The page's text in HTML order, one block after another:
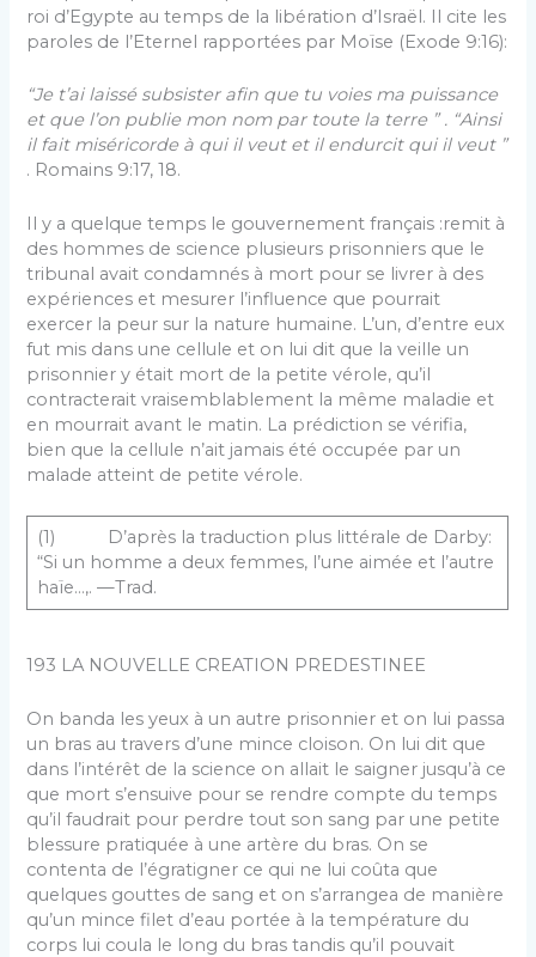
roi d’Egypte au temps de la libération d’Israël. Il cite les
paroles de l’Eternel rapportées par Moïse (Exode 9:16):
“Je t’ai laissé subsister afin que tu voies ma puissance
et que l’on publie mon nom par toute la terre ” . “Ainsi
il fait miséricorde à qui il veut et il endurcit qui il veut ”
. Romains 9:17, 18.
Il y a quelque temps le gouvernement français :remit à
des hommes de science plusieurs prisonniers que le
tribunal avait condamnés à mort pour se livrer à des
expériences et mesurer l’influence que pourrait
exercer la peur sur la nature humaine. L’un, d’entre eux
fut mis dans une cellule et on lui dit que la veille un
prisonnier y était mort de la petite vérole, qu’il
contracterait vrai­semblablement la même maladie et
en mourrait avant le matin. La prédiction se vérifia,
bien que la cellule n’ait jamais été occupée par un
malade atteint de petite vérole.
(1) D’après la traduction plus littérale de Darby:
“Si un homme a deux femmes, l’une aimée et l’autre
haïe…,. —Trad.
193 LA NOUVELLE CREATION PREDESTINEE
On banda les yeux à un autre prisonnier et on lui passa
un bras au travers d’une mince cloison. On lui dit que
dans l’intérêt de la science on allait le saigner jusqu’à ce
que mort s’ensuive pour se rendre compte du temps
qu’il faudrait pour perdre tout son sang par une petite
bles­sure pratiquée à une artère du bras. On se
contenta de l’égratigner ce qui ne lui coûta que
quelques gouttes de sang et on s’arrangea de manière
qu’un mince filet d’eau portée à la température du
corps lui coula le long du bras tandis qu’il pouvait